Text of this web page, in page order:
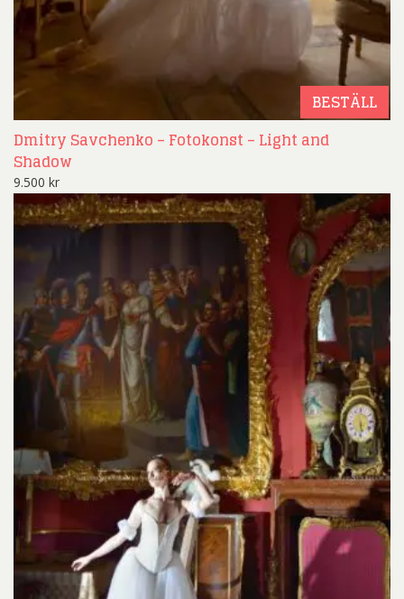
BESTÄLL
Dmitry Savchenko – Fotokonst – Light and
Shadow
9.500 kr